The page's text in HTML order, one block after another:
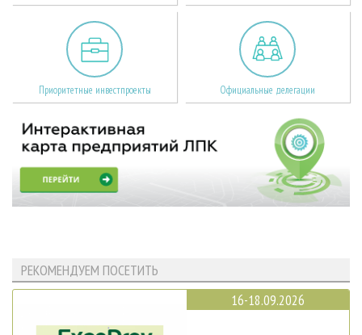
Приоритетные инвестпроекты Официальные делегации
РЕКОМЕНДУЕМ ПОСЕТИТЬ
16-18.09.2026